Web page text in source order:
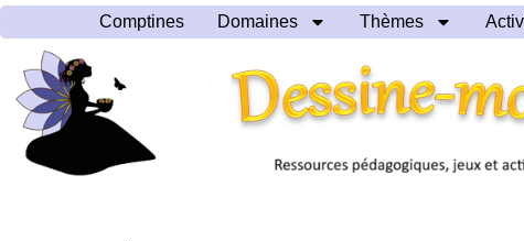
Comptines Domaines Thèmes